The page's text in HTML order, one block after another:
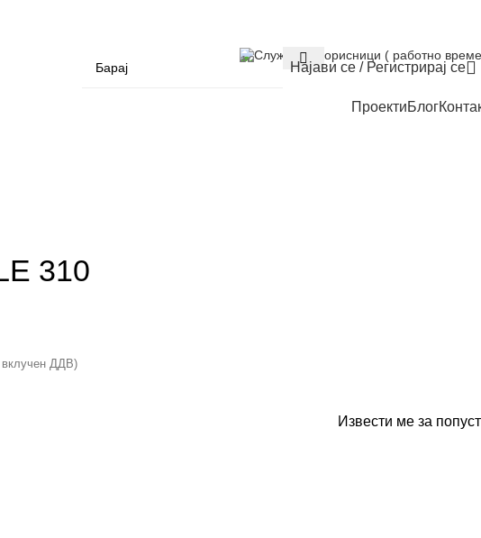
Служба за корисници ( работно
Најави се / Регистрирај се
ПроектиБлог
310
вклучен ДДВ)
Извести ме за попуст